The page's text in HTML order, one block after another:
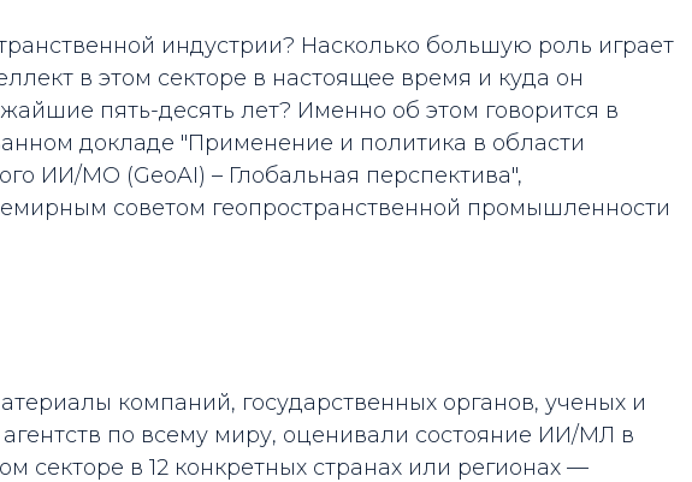
индустрии? Насколько большую роль играет
в этом секторе в настоящее время и куда он
пять-десять лет? Именно об этом говорится в
докладе "Применение и политика в области
ИИ/МО (GeoAI) – Глобальная перспектива",
советом геопространственной промышленности
компаний, государственных органов, ученых и
агентств по всему миру, оценивали состояние ИИ/МЛ в
секторе в 12 конкретных странах или регионах —